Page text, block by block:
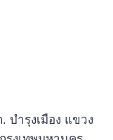
บำรุงเมือง แขวง